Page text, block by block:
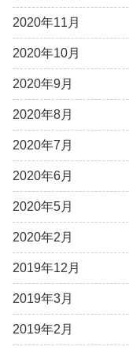
2020年11月
2020年10月
2020年9月
2020年8月
2020年7月
2020年6月
2020年5月
2020年2月
2019年12月
2019年3月
2019年2月